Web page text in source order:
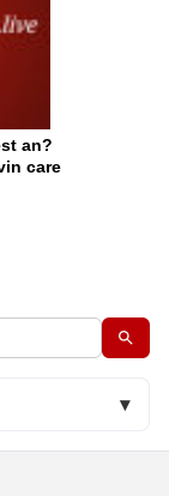
▾
an?
care